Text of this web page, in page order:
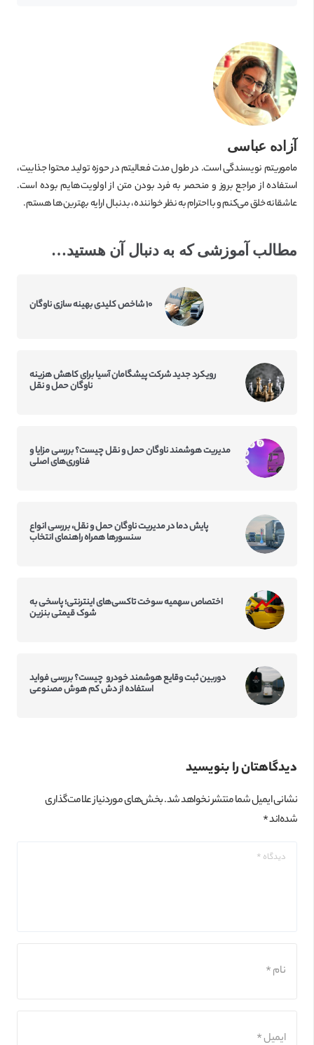
آزاده عباسی
ماموریتم نویسندگی است. در طول مدت فعالیتم در حوزه تولید محتوا جذابیت،
استفاده از مراجع بروز و منحصر به فرد بودن متن از اولویت‌هایم بوده است.
عاشقانه خلق می‌کنم و با احترام به نظر خواننده، بدنبال ارایه بهترین‌ها هستم.
مطالب آموزشی که به دنبال آن هستید…
۱۰ شاخص کلیدی بهینه سازی ناوگان
رویکرد جدید شرکت پیشگامان آسیا برای کاهش هزینه
ناوگان حمل و نقل
مدیریت هوشمند ناوگان حمل و نقل چیست؟ بررسی مزایا و
فناوری‌های اصلی
پایش دما در مدیریت ناوگان حمل و نقل، بررسی انواع
سنسورها همراه راهنمای انتخاب
اختصاص سهمیه سوخت تاکسی‌‌های اینترنتی؛ پاسخی به
شوک قیمتی بنزین
دوربین ثبت وقایع هوشمند خودرو چیست؟ بررسی فواید
استفاده از دش کم‌ هوش مصنوعی
دیدگاهتان را بنویسید
نشانی ایمیل شما منتشر نخواهد شد.بخش‌های موردنیاز علامت‌گذاری
شده‌اند*